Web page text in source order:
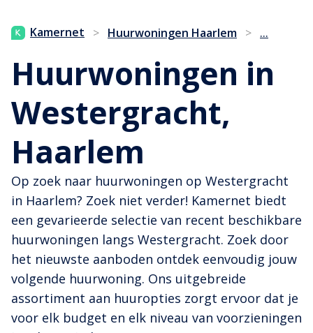
Kamernet > Huurwoningen Haarlem > ...
Huurwoningen in
Westergracht,
Haarlem
Op zoek naar huurwoningen op Westergracht
in Haarlem? Zoek niet verder! Kamernet biedt
een gevarieerde selectie van recent beschikbare
huurwoningen langs Westergracht. Zoek door
het nieuwste aanboden ontdek eenvoudig jouw
volgende huurwoning. Ons uitgebreide
assortiment aan huuropties zorgt ervoor dat je
voor elk budget en elk niveau van voorzieningen